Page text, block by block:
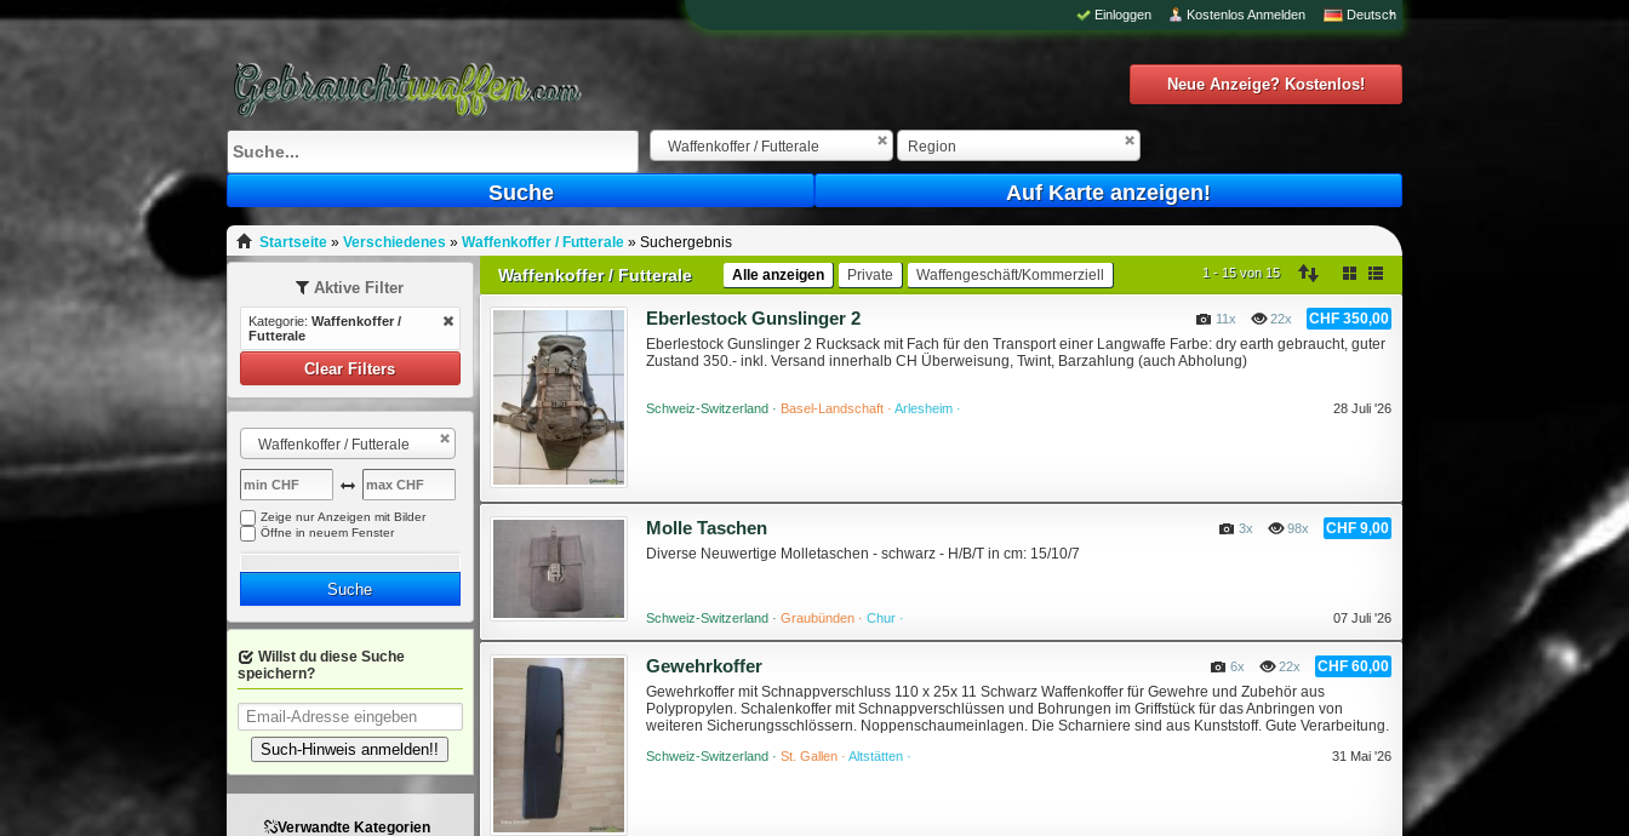
Deutsch
Kostenlos Anmelden
Einloggen
Neue Anzeige? Kostenlos!
Waffenkoffer / Futterale Region
Suche Auf Karte anzeigen!
Startseite» Verschiedenes» Waffenkoffer / Futterale» Suchergebnis
Waffenkoffer / Futterale Alle anzeigen Private Waffengeschäft/Kommerziell 1 - 15 von 15
Eberlestock Gunslinger 2 CHF 350,00
22x
11x
Eberlestock Gunslinger 2 Rucksack mit Fach für den Transport einer Langwaffe Farbe: dry earth gebraucht, guter
Zustand 350.- inkl. Versand innerhalb CH Überweisung, Twint, Barzahlung (auch Abholung)
Schweiz-Switzerland · Basel-Landschaft ·Arlesheim · 28 Juli '26
Molle Taschen CHF 9,00
98x
3x
Diverse Neuwertige Molletaschen - schwarz - H/B/T in cm: 15/10/7
Schweiz-Switzerland ·Graubünden ·Chur · 07 Juli '26
Gewehrkoffer CHF 60,00
22x
6x
Gewehrkoffer mit Schnappverschluss 110 x 25x 11 Schwarz Waffenkoffer für Gewehre und Zubehör aus
Polypropylen. Schalenkoffer mit Schnappverschlüssen und Bohrungen im Griffstück für das Anbringen von
weiteren Sicherungsschlössern. Noppenschaumeinlagen. Die Scharniere sind aus Kunststoff. Gute Verarbeitung.
Schweiz-Switzerland ·St. Gallen ·Altstätten · 31 Mai '26
Aktive Filter
Kategorie: Waffenkoffer /
Futterale
Clear Filters
Waffenkoffer / Futterale
Zeige nur Anzeigen mit Bilder
Öffne in neuem Fenster
Suche
Willst du diese Suche
speichern?
Such-Hinweis anmelden!!
Verwandte Kategorien